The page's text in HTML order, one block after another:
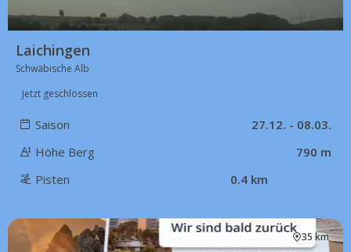
Laichingen
Schwäbische Alb
Jetzt geschlossen
Saison
27.12. - 08.03.
Höhe Berg
790 m
Pisten
0.4 km
35 km